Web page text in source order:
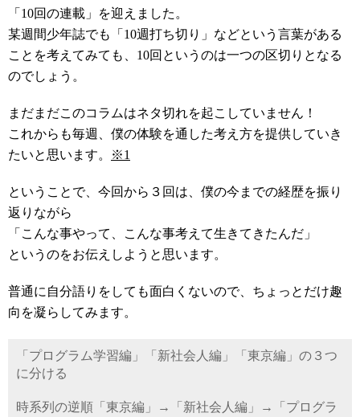
「10回の連載」を迎えました。
某週間少年誌でも「10週打ち切り」などという言葉がある
ことを考えてみても、10回というのは一つの区切りとなる
のでしょう。
まだまだこのコラムはネタ切れを起こしていません！
これからも毎週、僕の体験を通した考え方を提供していき
たいと思います。
※1
ということで、今回から３回は、僕の今までの経歴を振り
返りながら
「こんな事やって、こんな事考えて生きてきたんだ」
というのをお伝えしようと思います。
普通に自分語りをしても面白くないので、ちょっとだけ趣
向を凝らしてみます。
「プログラム学習編」「新社会人編」「東京編」の３つ
に分ける
時系列の逆順「東京編」→「新社会人編」→「プログラ